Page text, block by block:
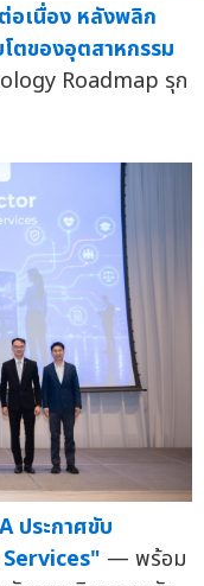
อเนื่อง หลังพลิก
ตของอุตสาหกรรม
Roadmap รุก
ประกาศขับ
— พร้อม